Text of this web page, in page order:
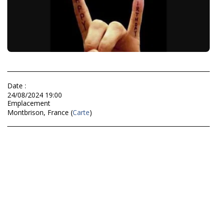
Date :
24/08/2024 19:00
Emplacement
Montbrison, France (Carte)